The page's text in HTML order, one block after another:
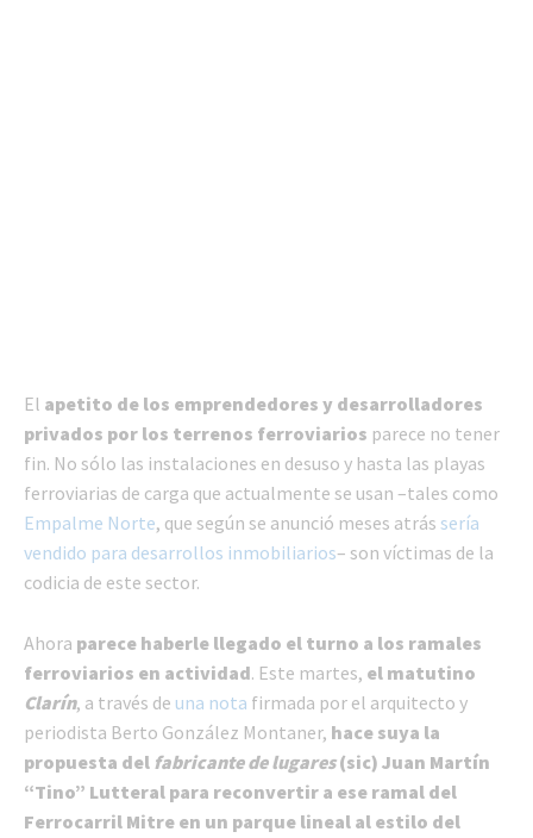
El apetito de los emprendedores y desarrolladores
privados por los terrenos ferroviarios parece no tener
fin. No sólo las instalaciones en desuso y hasta las playas
ferroviarias de carga que actualmente se usan –tales como
Empalme Norte, que según se anunció meses atrás sería
vendido para desarrollos inmobiliarios– son víctimas de la
codicia de este sector.
Ahora parece haberle llegado el turno a los ramales
ferroviarios en actividad. Este martes, el matutino
Clarín, a través de una nota firmada por el arquitecto y
periodista Berto González Montaner, hace suya la
propuesta del fabricante de lugares(sic) Juan Martín
“Tino” Lutteral para reconvertir a ese ramal del
Ferrocarril Mitre en un parque lineal al estilo del